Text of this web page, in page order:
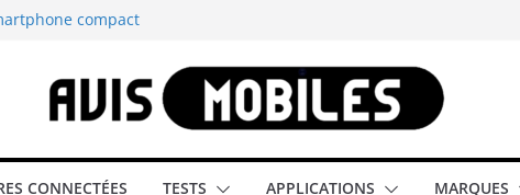
compact
tous les
CONNECTÉES TESTS APPLICATIONS MARQUES